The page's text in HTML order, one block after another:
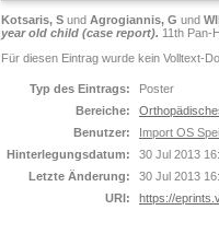
Kotsaris, S und Agrogiannis, G und
year old child (case report). 11th Pan-
Für diesen Eintrag wurde kein Volltext-
Typ des Eintrags:
Poster
Bereiche:
Benutzer:
Import OS
Hinterlegungsdatum:
30 Jul 2013
Letzte Änderung:
30 Jul 2013
URI:
https://